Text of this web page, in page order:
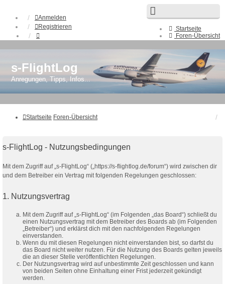
Startseite
Foren-Übersicht
Anmelden
Registrieren
s-FlightLog
Anregungen, Tipps, Infos...
Startseite Foren-Übersicht
s-FlightLog - Nutzungsbedingungen
Mit dem Zugriff auf „s-FlightLog“ („https://s-flightlog.de/forum“) wird zwischen dir
und dem Betreiber ein Vertrag mit folgenden Regelungen geschlossen:
1. Nutzungsvertrag
Mit dem Zugriff auf „s-FlightLog“ (im Folgenden „das Board“) schließt du
einen Nutzungsvertrag mit dem Betreiber des Boards ab (im Folgenden
„Betreiber“) und erklärst dich mit den nachfolgenden Regelungen
einverstanden.
Wenn du mit diesen Regelungen nicht einverstanden bist, so darfst du
das Board nicht weiter nutzen. Für die Nutzung des Boards gelten jeweils
die an dieser Stelle veröffentlichten Regelungen.
Der Nutzungsvertrag wird auf unbestimmte Zeit geschlossen und kann
von beiden Seiten ohne Einhaltung einer Frist jederzeit gekündigt
werden.